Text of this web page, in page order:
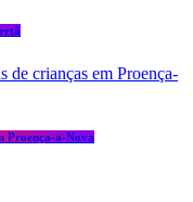
Proença-a-Nova